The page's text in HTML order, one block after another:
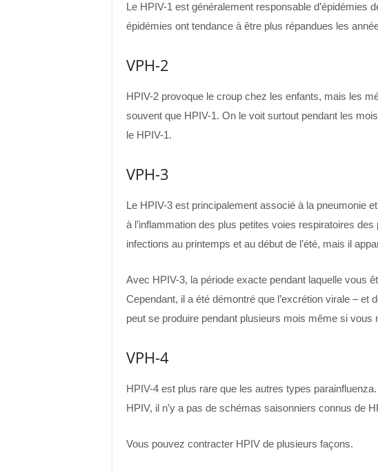
Le HPIV-1 est généralement responsable d’épidémies
épidémies ont tendance à être plus répandues les
VPH-2
HPIV-2 provoque le croup chez les enfants, mais les
souvent que HPIV-1. On le voit surtout pendant les
le HPIV-1.
VPH-3
Le HPIV-3 est principalement associé à la pneumonie
à l’inflammation des plus petites voies respiratoires
infections au printemps et au début de l’été, mais il
Avec HPIV-3, la période exacte pendant laquelle vous
Cependant, il a été démontré que l’excrétion virale – et
peut se produire pendant plusieurs mois même si vous
VPH-4
HPIV-4 est plus rare que les autres types
HPIV, il n’y a pas de schémas saisonniers connus de
Vous pouvez contracter HPIV de plusieurs façons.